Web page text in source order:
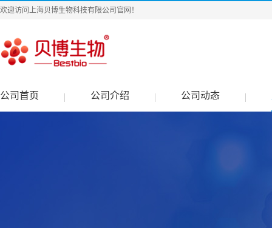
欢迎访问上海贝博生物科技有限公司官网！
公司首页 公司介绍 公司动态